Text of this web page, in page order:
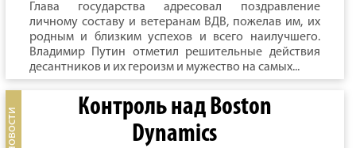
Глава государства адресовал поздравление
личному составу и ветеранам ВДВ, пожелав им, их
родным и близким успехов и всего наилучшего.
Владимир Путин отметил решительные действия
десантников и их героизм и мужество на самых...
Контроль над Boston
Dynamics